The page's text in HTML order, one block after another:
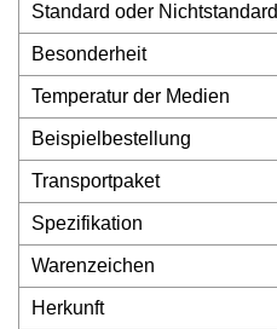
Standard oder Nichtstandard
Besonderheit
Temperatur der Medien
Beispielbestellung
Transportpaket
Spezifikation
Warenzeichen
Herkunft